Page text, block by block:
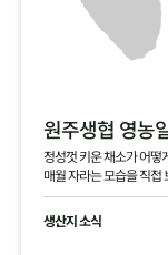
원주생협 영농
정성껏 키운 채소가 어떻
매월 자라는 모습을 직접
님께 전달해 드립니다.
생산지 소식